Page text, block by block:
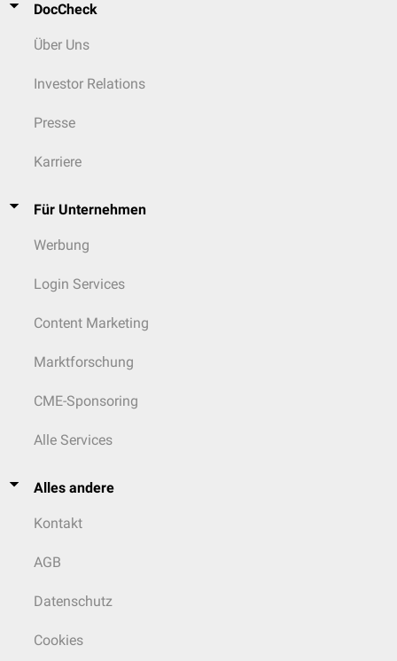
DocCheck
Über Uns
Investor Relations
Presse
Karriere
Für Unternehmen
Werbung
Login Services
Content Marketing
Marktforschung
CME-Sponsoring
Alle Services
Alles andere
Kontakt
AGB
Datenschutz
Cookies